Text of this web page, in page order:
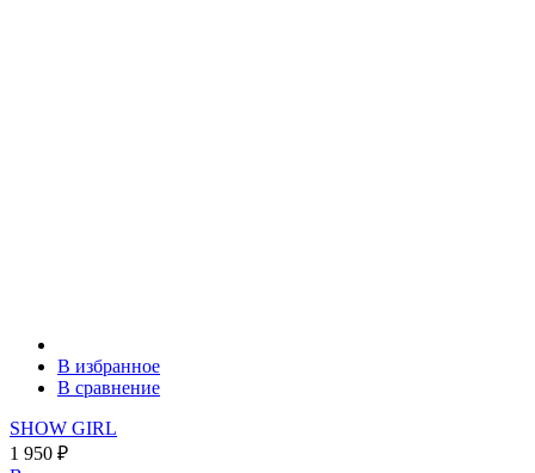
В избранное
В сравнение
SHOW GIRL
1 950 ₽